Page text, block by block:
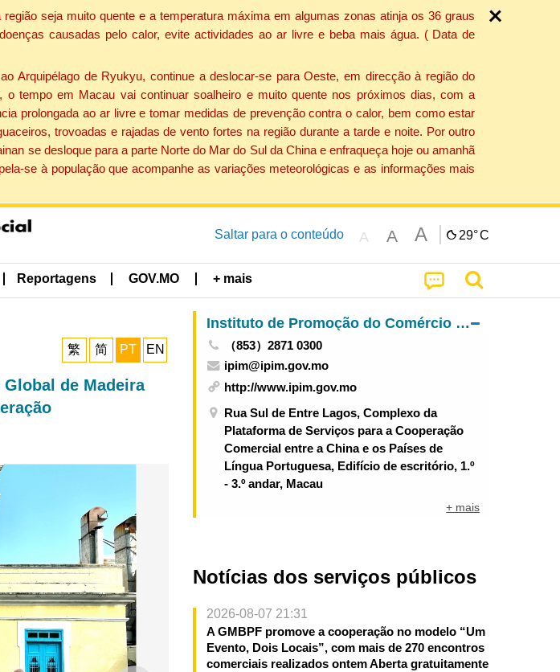
seja muito quente e a temperatura máxima em algumas zonas atinja os 36 graus
causadas pelo calor, evite actividades ao ar livre e beba mais água. ( Data de
Arquipélago de Ryukyu, continue a deslocar-se para Oeste, em direcção à região do
o tempo em Macau vai continuar soalheiro e muito quente nos próximos dias, com a
prolongada ao ar livre e tomar medidas de prevenção contra o calor, bem como estar
trovoadas e rajadas de vento fortes na região durante a tarde e noite. Por outro
se desloque para a parte Norte do Mar do Sul da China e enfraqueça hoje ou amanhã
se à população que acompanhe as variações meteorológicas e as informações mais
Saltar para o conteúdo A A A 29°C
Reportagens GOV.MO + mais
繁 简 PT EN
de Madeira
Instituto de Promoção do Comércio e do Investimento
（853）2871 0300
ipim@ipim.gov.mo
http://www.ipim.gov.mo
Rua Sul de Entre Lagos, Complexo da
Plataforma de Serviços para a Cooperação
Comercial entre a China e os Países de
Língua Portuguesa, Edifício de escritório, 1.º
- 3.º andar, Macau
+ mais
Notícias dos serviços públicos
2026-08-07 21:31
A GMBPF promove a cooperação no modelo “Um
Evento, Dois Locais”, com mais de 270 encontros
comerciais realizados ontem Aberta gratuitamente